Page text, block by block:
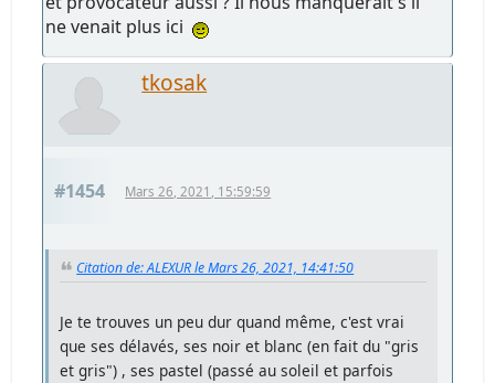
ne venait plus ici
tkosak
#1454 Mars 26, 2021, 15:59:59
Citation de: ALEXUR le Mars 26, 2021, 14:41:50
Je te trouves un peu dur quand même, c'est vrai
que ses délavés, ses noir et blanc (en fait du "gris
et gris") , ses pastel (passé au soleil et parfois